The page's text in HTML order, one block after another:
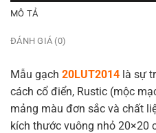
MÔ TẢ
ĐÁNH GIÁ (0)
Mẫu gạch 20LUT2014 là sự
cách cổ điển, Rustic (mộc
mảng màu đơn sắc và chất
kích thước vuông nhỏ 20×20